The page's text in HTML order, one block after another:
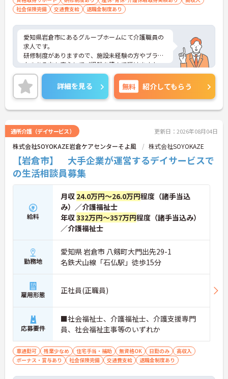
社会保険完備
交通費支給 退職金制度あり
愛知県岩倉市にあるグループホームにて介護職員の
求人です。
研修制度がありますので、施設未経験の方やブラン
クのある方も安心してご経験を積んで頂けますよ。
また有給休暇消化率は80％と高く、仕事とプライベ
ートとのバランスが取りやすい環境です。
ご興味のある方は是非ご応募ください。
詳細を見る 無料 紹介してもらう
通所介護（デイサービス） 更新日：2026年08月04日
株式会社SOYOKAZE岩倉ケアセンターそよ風 株式会社SOYOKAZE
【岩倉市】 大手企業が運営するデイサービスで
の生活相談員募集
給料
月収 24.0万円～26.0万円程度（諸手当込
み）／介護福祉士
年収332万円～357万円程度（諸手当込み）
／介護福祉士
勤務地
愛知県 岩倉市 八剱町大門出先29-1
名鉄犬山線「石仏駅」徒歩15分
雇用形態 正社員(正職員)
応募要件
■社会福祉士、介護福祉士、介護支援専門
員、社会福祉主事等のいずれか
車通勤可 残業少なめ 住宅手当・補助 無資格OK 日勤のみ
高収入
ボーナス・賞与あり
社会保険完備 交通費支給 退職金制度あり